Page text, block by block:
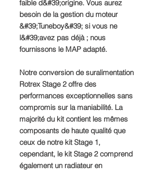
faible d&#39;origine. Vous aurez
besoin de la gestion du moteur
&#39;Tuneboy&#39; si vous ne
l&#39;avez pas déjà ; nous
fournissons le MAP adapté.
Notre conversion de suralimentation
Rotrex Stage 2 offre des
performances exceptionnelles sans
compromis sur la maniabilité. La
majorité du kit contient les mêmes
composants de haute qualité que
ceux de notre kit Stage 1,
cependant, le kit Stage 2 comprend
également un radiateur en